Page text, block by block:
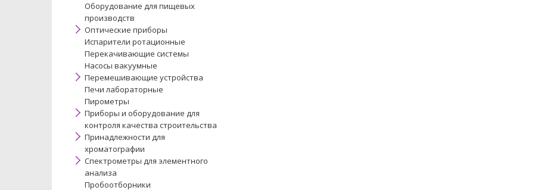
Оборудование для пищевых
производств
Оптические приборы
Испарители ротационные
Перекачивающие системы
Насосы вакуумные
Перемешивающие устройства
Печи лабораторные
Пирометры
Приборы и оборудование для
контроля качества строительства
Принадлежности для
хроматографии
Спектрометры для элементного
анализа
Пробоотборники